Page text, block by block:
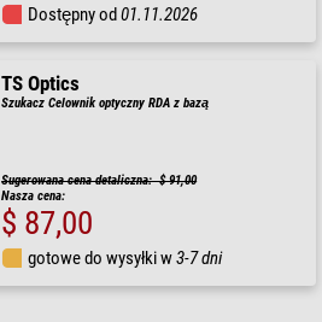
Dostępny od01.11.2026
TS Optics
Szukacz Celownik optyczny RDA z bazą
Sugerowana cena detaliczna: $ 91,00
Nasza cena:
$ 87,00
gotowe do wysyłki w3-7 dni